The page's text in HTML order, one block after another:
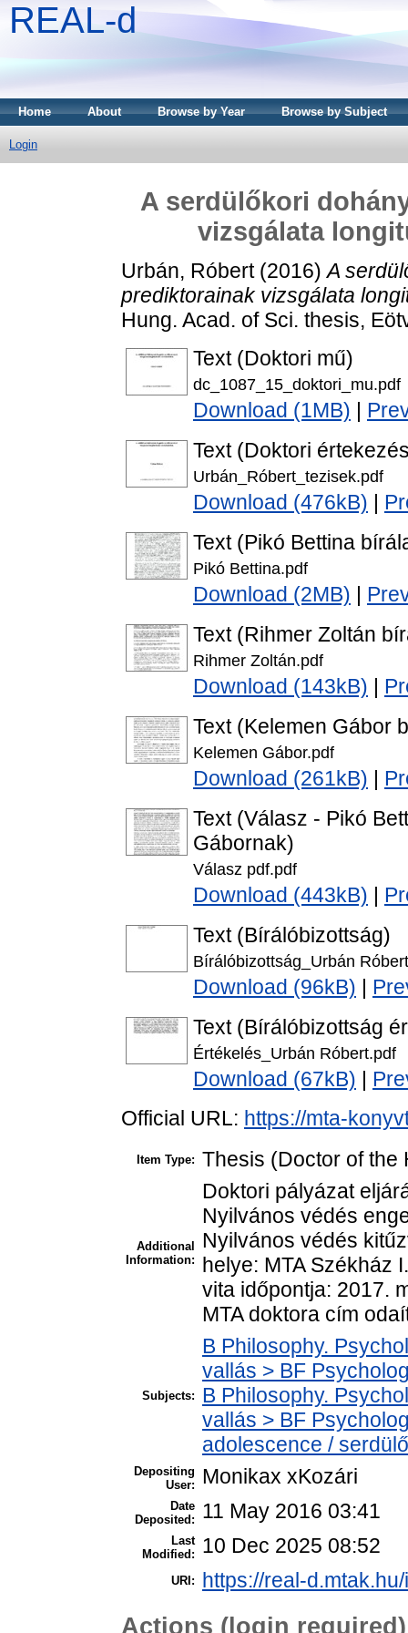
REAL-d
Home About Browse by Year Browse by Subject
Login
A serdülőkori
vizsgálata
Urbán, Róbert(2016)A
prediktorainak vizsgálata
Hung. Acad. of Sci. thesis,
Text (Doktori mű)
dc_1087_15_doktori_mu.pdf
Download (1MB)
Text (Doktori
Urbán_Róbert_tezisek.pdf
Download (476kB)
Text (Pikó Bettina
Pikó Bettina.pdf
Download (2MB)
Text (Rihmer Zoltán
Rihmer Zoltán.pdf
Download (143kB)
Text (Kelemen Gábor
Kelemen Gábor.pdf
Download (261kB)
Text (Válasz - Pikó
Gábornak)
Válasz pdf.pdf
Download (443kB)
Text (Bírálóbizottság)
Bírálóbizottság_Urbán
Download (96kB)
Text (Bírálóbizottság
Értékelés_Urbán Róbert.pdf
Download (67kB)
Official URL: https://mta-
Item Type: Thesis (Doctor of the
Additional
Information:
Doktori pályázat
Nyilvános védés
Nyilvános védés
helye: MTA Székház
vita időpontja: 2017.
MTA doktora cím
Subjects:
B Philosophy.
vallás > BF
B Philosophy.
vallás > BF
adolescence /
Depositing
User:
Monikax xKozári
Date
Deposited:
11 May 2016 03:41
Last
Modified:
10 Dec 2025 08:52
URI: https://real-
Actions (login required)